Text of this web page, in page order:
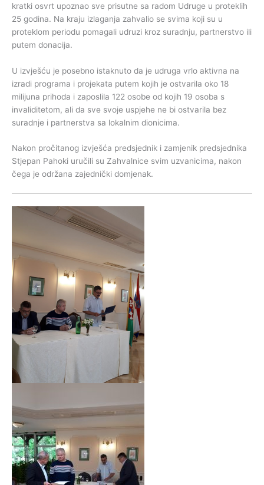
kratki osvrt upoznao sve prisutne sa radom Udruge u proteklih
25 godina. Na kraju izlaganja zahvalio se svima koji su u
proteklom periodu pomagali udruzi kroz suradnju, partnerstvo ili
putem donacija.
U izvješću je posebno istaknuto da je udruga vrlo aktivna na
izradi programa i projekata putem kojih je ostvarila oko 18
milijuna prihoda i zaposlila 122 osobe od kojih 19 osoba s
invaliditetom, ali da sve svoje uspjehe ne bi ostvarila bez
suradnje i partnerstva sa lokalnim dionicima.
Nakon pročitanog izvješća predsjednik i zamjenik predsjednika
Stjepan Pahoki uručili su Zahvalnice svim uzvanicima, nakon
čega je održana zajednički domjenak.